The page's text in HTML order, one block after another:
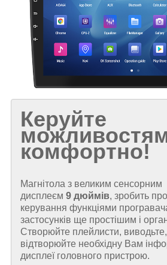
Керуйте
комфортно!
Магнітола з великим сенсорним
дисплеєм 9 дюймів, зробить
керування функціями
застосунків ще простішим і
Створюйте плейлисти,
відтворюйте необхідну Вам
дисплеї головного пристрою.